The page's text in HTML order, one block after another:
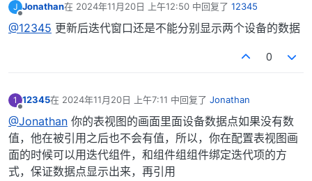
J Jonathan在 2024年11月20日 上午12:50 中回复了 12345
最后由 编辑
@12345 更新后迭代窗口还是不能分别显示两个设备的数据
0
1 12345在 2024年11月20日 上午7:11 中回复了 Jonathan
最后由 编辑
@Jonathan 你的表视图的画面里面设备数据点如果没有数
值，他在被引用之后也不会有值，所以，你在配置表视图画
面的时候可以用迭代组件，和组件组组件绑定迭代项的方
式，保证数据点显示出来，再引用